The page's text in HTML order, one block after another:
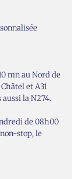
mn au Nord de
et A31
la N274.
de 08h00
stop, le